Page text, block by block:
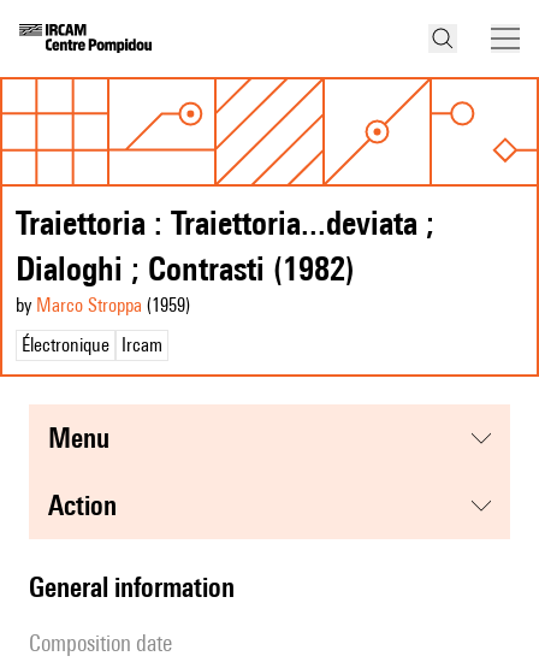
Traiettoria : Traiettoria...deviata ;
Dialoghi ; Contrasti (1982)
by Marco Stroppa (1959)
Électronique
Ircam
menu
action
general information
composition date